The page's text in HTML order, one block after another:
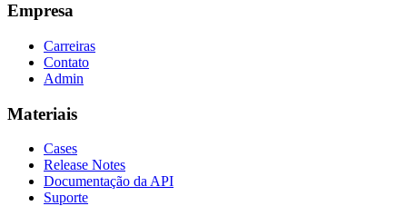
Empresa
Carreiras
Contato
Admin
Materiais
Cases
Release Notes
Documentação da API
Suporte